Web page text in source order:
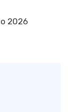
2026